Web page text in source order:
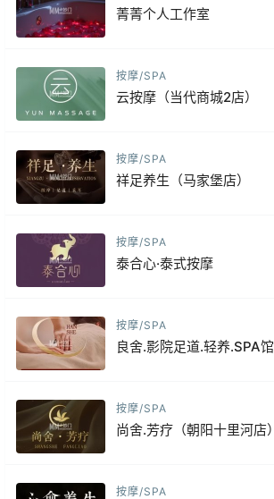
菁菁个人工作室
按摩/SPA
云按摩（当代商城2店）
按摩/SPA
祥足养生（马家堡店）
按摩/SPA
泰合心·泰式按摩
按摩/SPA
良舍.影院足道.轻养.SPA馆
按摩/SPA
尚舍.芳疗（朝阳十里河店）
按摩/SPA